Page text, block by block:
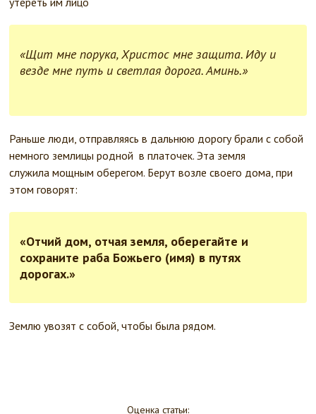
«Щит мне порука, Христос мне защита. Иду и
везде мне путь и светлая дорога. Аминь.»
Раньше люди, отправляясь в дальнюю дорогу брали с собой
немного землицы родной в платочек. Эта земля
служила мощным оберегом. Берут возле своего дома, при
этом говорят:
«Отчий дом, отчая земля, оберегайте и
сохраните раба Божьего (имя) в путях
дорогах.»
Землю увозят с собой, чтобы была рядом.
Оценка статьи: